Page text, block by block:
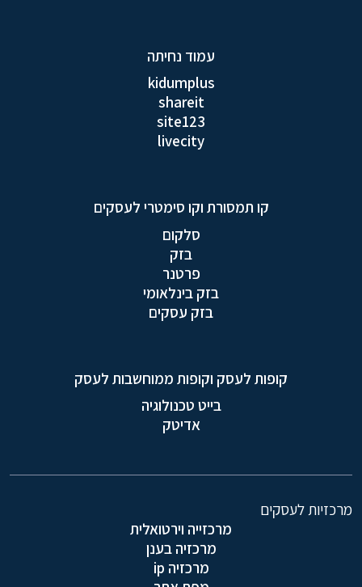
עמוד נחיתה
kidumplus
shareit
site123
livecity
קו תמסורת וקו סימטרי לעסקים
סלקום
בזק
פרטנר
בזק בינלאומי
בזק עסקים
קופות לעסק וקופות ממוחשבות לעסק
בייט טכנולוגיה
אדיטק
מרכזיות לעסקים
מרכזייה וירטואלית
מרכזיה בענן
מרכזיה ip